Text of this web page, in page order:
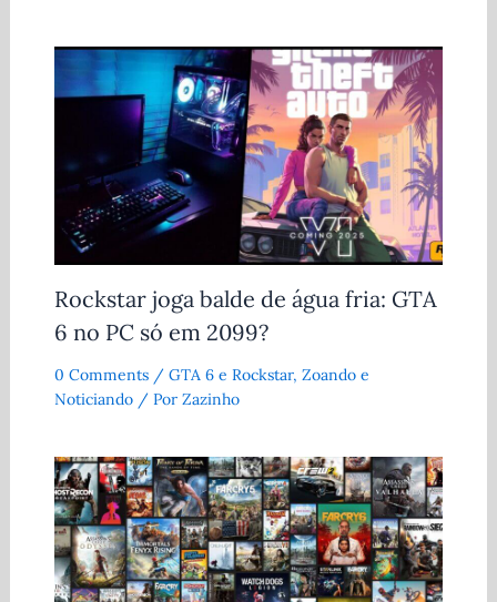
Rockstar joga balde de água fria: GTA
6 no PC só em 2099?
0 Comments / GTA 6 e Rockstar, Zoando e
Noticiando/ Por Zazinho